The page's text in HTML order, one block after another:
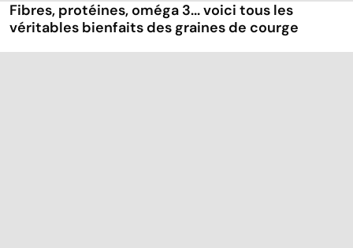
Fibres, protéines, oméga 3... voici tous les
véritables bienfaits des graines de courge